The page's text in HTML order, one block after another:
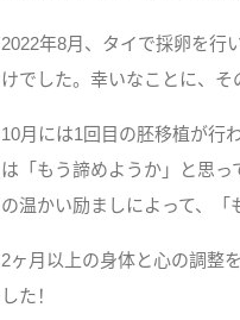
2022年8月、タイで採卵を行
けでした。幸いなことに、そ
10月には1回目の胚移植が行
は「もう諦めようか」と思っ
の温かい励ましによって、「
2ヶ月以上の身体と心の調整
した！